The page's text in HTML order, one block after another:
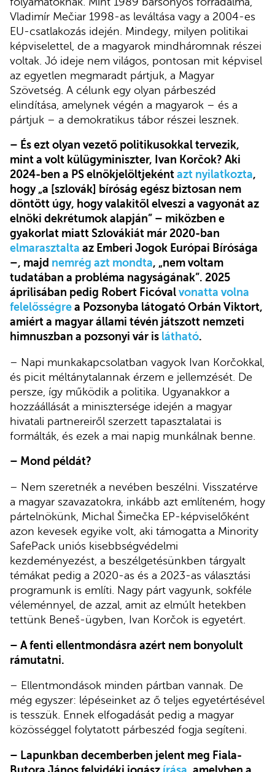
Vladimír Mečiar 1998-as leváltása vagy a 2004-es
EU-csatlakozás idején. Mindegy, milyen politikai
képviselettel, de a magyarok mindháromnak részei
voltak. Jó ideje nem világos, pontosan mit képvisel
az egyetlen megmaradt pártjuk, a Magyar
Szövetség. A célunk egy olyan párbeszéd
elindítása, amelynek végén a magyarok – és a
pártjuk – a demokratikus tábor részei lesznek.
– És ezt olyan vezető politikusokkal tervezik,
mint a volt külügyminiszter, Ivan Korčok? Aki
2024-ben a PS elnökjelöltjeként azt nyilatkozta,
hogy „a [szlovák] bíróság egész biztosan nem
döntött úgy, hogy valakitől elveszi a vagyonát az
elnöki dekrétumok alapján” – miközben e
gyakorlat miatt Szlovákiát már 2020-ban
elmarasztalta az Emberi Jogok Európai Bírósága
–, majd nemrég azt mondta, „nem voltam
tudatában a probléma nagyságának”. 2025
áprilisában pedig Robert Ficóval vonatta volna
felelősségre a Pozsonyba látogató Orbán Viktort,
amiért a magyar állami tévén játszott nemzeti
himnuszban a pozsonyi vár is látható.
– Napi munkakapcsolatban vagyok Ivan Korčokkal,
és picit méltánytalannak érzem e jellemzését. De
persze, így működik a politika. Ugyanakkor a
hozzáállását a minisztersége idején a magyar
hivatali partnereiről szerzett tapasztalatai is
formálták, és ezek a mai napig munkálnak benne.
– Mond példát?
– Nem szeretnék a nevében beszélni. Visszatérve
a magyar szavazatokra, inkább azt említeném, hogy
pártelnökünk, Michal Šimečka EP-képviselőként
azon kevesek egyike volt, aki támogatta a Minority
SafePack uniós kisebbségvédelmi
kezdeményezést, a beszélgetésünkben tárgyalt
témákat pedig a 2020-as és a 2023-as választási
programunk is említi. Nagy párt vagyunk, sokféle
véleménnyel, de azzal, amit az elmúlt hetekben
tettünk Beneš-ügyben, Ivan Korčok is egyetért.
– A fenti ellentmondásra azért nem bonyolult
rámutatni.
– Ellentmondások minden pártban vannak. De
még egyszer: lépéseinket az ő teljes egyetértésével
is tesszük. Ennek elfogadását pedig a magyar
közösséggel folytatott párbeszéd fogja segíteni.
– Lapunkban decemberben jelent meg Fiala-